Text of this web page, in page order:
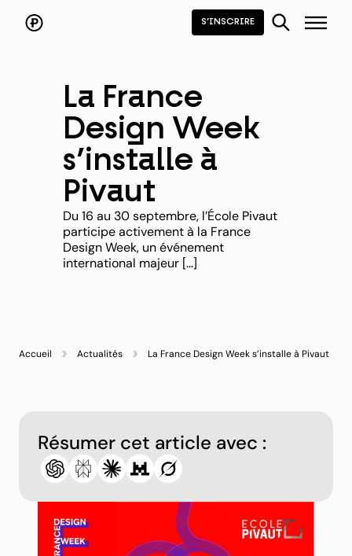
S’INSCRIRE
La France
Design Week
s’installe à
Pivaut
Du 16 au 30 septembre, l’École Pivaut
participe activement à la France
Design Week, un événement
international majeur […]
Accueil Actualités La France Design Week s’installe à Pivaut
Résumer cet article avec :